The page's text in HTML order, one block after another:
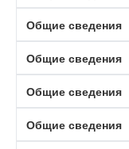
Общие сведения
Общие сведения
Общие сведения
Общие сведения